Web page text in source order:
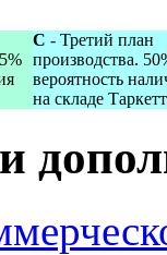
С - Третий план
производства.
вероятность
на складе Таркетт